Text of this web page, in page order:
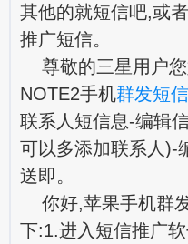
其他的就短信吧,或
推广短信。
尊敬的三星用户您
NOTE2手机群发短信
联系人短信息-编辑
可以多添加联系人)-
送即。
你好,苹果手机群
下:1.进入短信推广